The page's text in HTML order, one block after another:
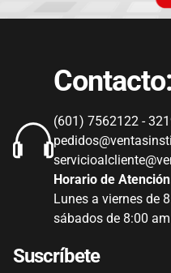
Contacto:
(601) 7562122 -
Horario de
Lunes a viernes de
sábados de 8:00
Suscríbete